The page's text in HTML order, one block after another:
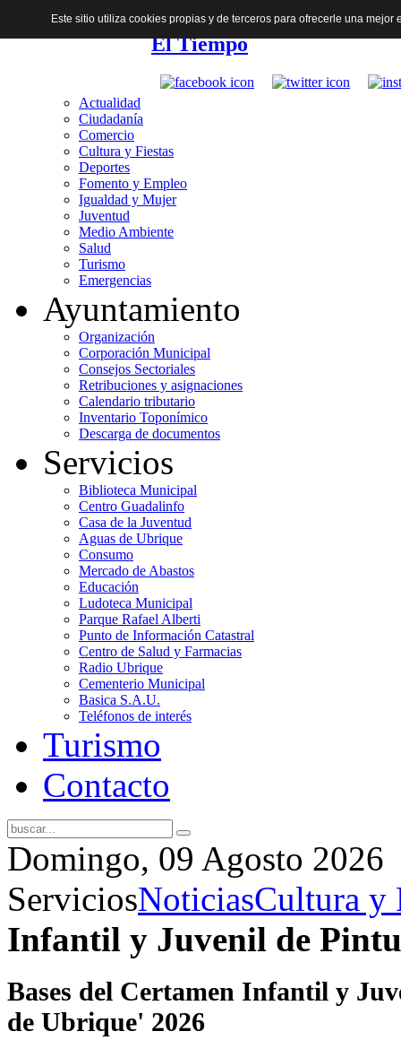
El Tiempo
Actualidad
Ciudadanía
Comercio
Cultura y Fiestas
Deportes
Fomento y Empleo
Igualdad y Mujer
Juventud
Medio Ambiente
Salud
Turismo
Emergencias
Ayuntamiento
Organización
Corporación Municipal
Consejos Sectoriales
Retribuciones y asignaciones
Calendario tributario
Inventario Toponímico
Descarga de documentos
Servicios
Biblioteca Municipal
Centro Guadalinfo
Casa de la Juventud
Aguas de Ubrique
Consumo
Mercado de Abastos
Educación
Ludoteca Municipal
Parque Rafael Alberti
Punto de Información Catastral
Centro de Salud y Farmacias
Radio Ubrique
Cementerio Municipal
Basica S.A.U.
Teléfonos de interés
Turismo
Contacto
Domingo, 09 Agosto 2026
ServiciosNoticiasCultura y
Infantil y Juvenil de
Bases del Certamen Infantil y
de Ubrique' 2026
Este sitio utiliza cookies propias y de terceros para ofrecerle una